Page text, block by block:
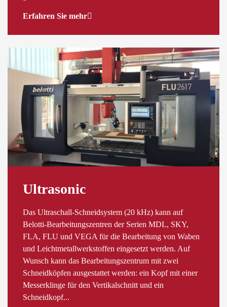
Erfahren Sie mehr
Ultrasonic
Das Ultraschall-Schneidsystem (20 kHz) kann auf
Belotti-Bearbeitungszentren der Serien MDL, SKY,
FLA, FLU und VEGA für die Bearbeitung von Waben
und Leichtmetallwerkstoffen eingesetzt werden. Auf
Wunsch kann das Bearbeitungszentrum mit zwei
Schneidköpfen ausgestattet werden: ein Kopf mit einer
Messerklinge für den Vertikalschnitt und ein
Schneidkopf...